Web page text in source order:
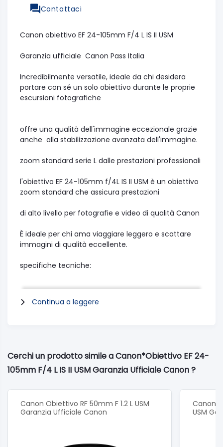
Contattaci
Canon obiettivo EF 24-105mm F/4 L IS II USM
Garanzia ufficiale Canon Pass Italia
Incredibilmente versatile, ideale da chi desidera
portare con sé un solo obiettivo durante le proprie
escursioni fotografiche
offre una qualità dell'immagine eccezionale grazie
anche alla stabilizzazione avanzata dell'immagine.
zoom standard serie L dalle prestazioni professionali
l'obiettivo EF 24-105mm f/4L IS II USM è un obiettivo
zoom standard che assicura prestazioni
di alto livello per fotografie e video di qualità Canon
È ideale per chi ama viaggiare leggero e scattare
immagini di qualità eccellente.
specifiche tecniche:
diametro del filtro 77mm
max diametro x lunghezza mm 83,5 x 118
74°-19° 20', 53°-13° 84°-23° 20'
Num. di lamelle del diaframma 10
distanza minima di messa a fuoco mt 0,45
Continua a leggere
Cerchi un prodotto simile a Canon*Obiettivo EF 24-
105mm F/4 L IS II USM Garanzia Ufficiale Canon ?
Canon Obiettivo RF 50mm F 1.2 L USM
Garanzia Ufficiale Canon
Canon
USM